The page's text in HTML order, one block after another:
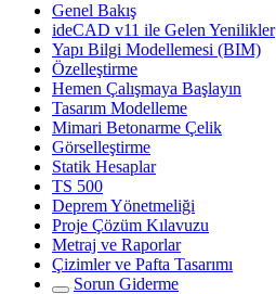
Genel Bakış
ideCAD v11 ile Gelen Yenilikler
Yapı Bilgi Modellemesi (BIM)
Özelleştirme
Hemen Çalışmaya Başlayın
Tasarım Modelleme
Mimari Betonarme Çelik
Görselleştirme
Statik Hesaplar
TS 500
Deprem Yönetmeliği
Proje Çözüm Kılavuzu
Metraj ve Raporlar
Çizimler ve Pafta Tasarımı
Sorun Giderme